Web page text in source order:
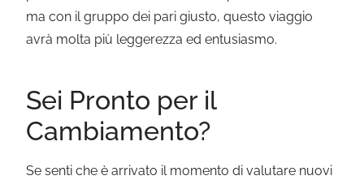
ma con il gruppo dei pari giusto, questo viaggio
avrà molta più leggerezza ed entusiasmo.
Sei Pronto per il
Cambiamento?
Se senti che è arrivato il momento di valutare nuovi